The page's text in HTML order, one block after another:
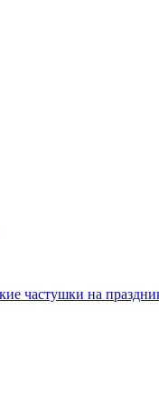
частушки на